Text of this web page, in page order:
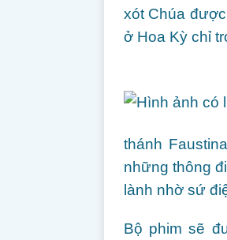
xót Chúa
ở Hoa Kỳ chỉ
thánh
những thông
lành nhờ sứ
Bộ phim sẽ